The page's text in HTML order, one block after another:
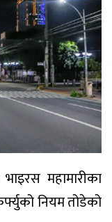
महामारीका
नियम तोडेको